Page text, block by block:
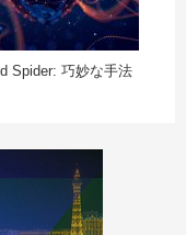
Spider: 巧妙な手法